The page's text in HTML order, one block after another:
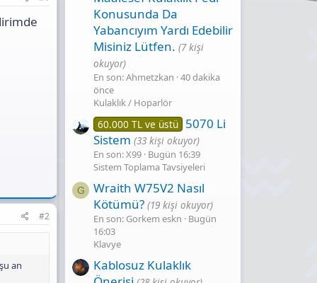
#2
an
Konusunda Da
Yabancıyım Yardı Edebilir
Misiniz Lütfen. (7 kişi
okuyor)
En son: Ahmetzkan 40 dakika
önce
Kulaklık / Hoparlör
60.000 TL ve üstü 5070 Li
Sistem (33 kişi okuyor)
En son: X99 Bugün 16:39
Sistem Toplama Tavsiyeleri
G
Wraith W75V2 Nasıl
Kötümü? (19 kişi okuyor)
En son: Gorkem eskn
Bugün
16:03
Klavye
Kablosuz Kulaklık